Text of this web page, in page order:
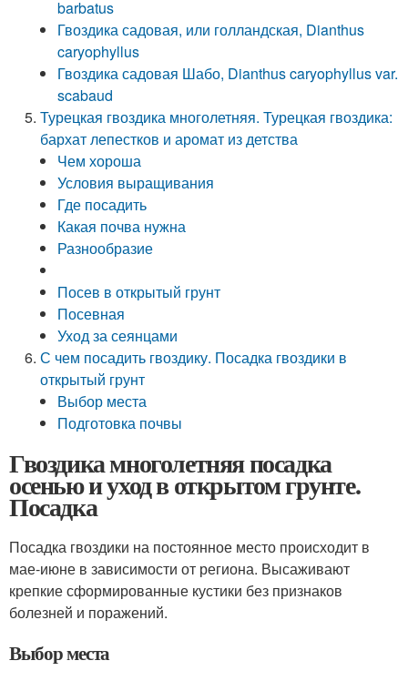
barbatus
Гвоздика садовая, или голландская, Dianthus
caryophyllus
Гвоздика садовая Шабо, Dianthus caryophyllus var.
scabaud
Турецкая гвоздика многолетняя. Турецкая гвоздика:
бархат лепестков и аромат из детства
Чем хороша
Условия выращивания
Где посадить
Какая почва нужна
Разнообразие
Посев в открытый грунт
Посевная
Уход за сеянцами
С чем посадить гвоздику. Посадка гвоздики в
открытый грунт
Выбор места
Подготовка почвы
Гвоздика многолетняя посадка
осенью и уход в открытом грунте.
Посадка
Посадка гвоздики на постоянное место происходит в
мае-июне в зависимости от региона. Высаживают
крепкие сформированные кустики без признаков
болезней и поражений.
Выбор места